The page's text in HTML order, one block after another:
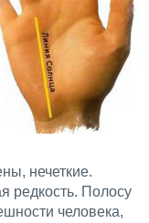
нечеткие.
редкость. Полосу
человека,